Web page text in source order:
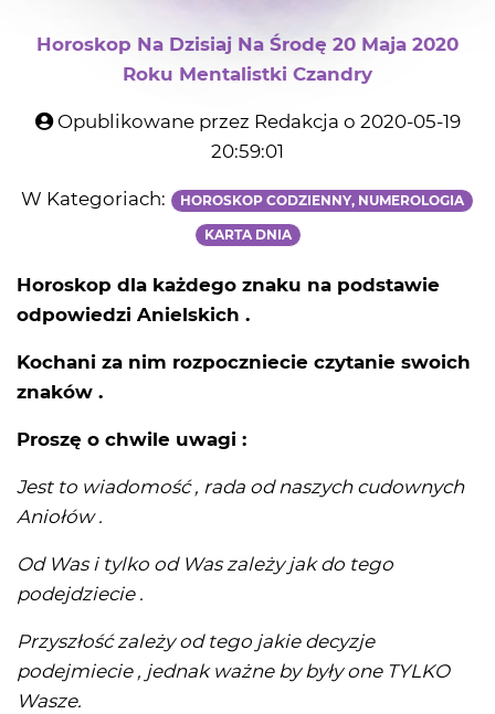
Horoskop Na Dzisiaj Na Środę 20 Maja 2020
Roku Mentalistki Czandry
Opublikowane przez Redakcja o 2020-05-19
20:59:01
W Kategoriach: HOROSKOP CODZIENNY, NUMEROLOGIA
KARTA DNIA
Horoskop dla każdego znaku na podstawie
odpowiedzi Anielskich .
Kochani za nim rozpoczniecie czytanie swoich
znaków .
Proszę o chwile uwagi :
Jest to wiadomość , rada od naszych cudownych
Aniołów .
Od Was i tylko od Was zależy jak do tego
podejdziecie .
Przyszłość zależy od tego jakie decyzje
podejmiecie , jednak ważne by były one TYLKO
Wasze.